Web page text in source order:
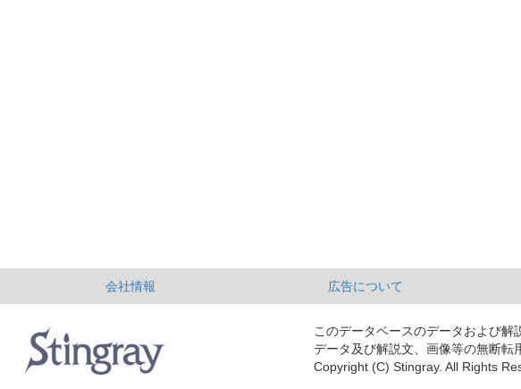
会社情報 広告について
このデータベースのデータおよび解
データ及び解説文、画像等の無断転
Copyright (C) Stingray. All Rights